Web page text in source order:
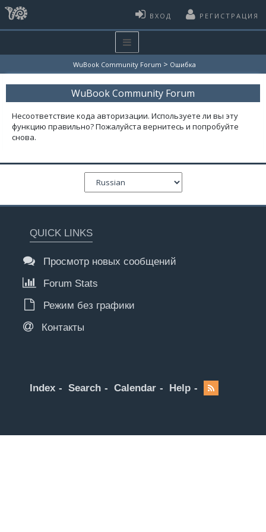
ВХОД РЕГИСТРАЦИЯ
WuBook Community Forum > Ошибка
WuBook Community Forum
Несоответствие кода авторизации. Используете ли вы эту
функцию правильно? Пожалуйста вернитесь и попробуйте
снова.
QUICK LINKS
Просмотр новых сообщений
Forum Stats
Режим без графики
Контакты
Index Search Calendar Help